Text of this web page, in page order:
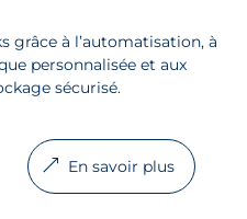
grâce à l’automatisation, à
personnalisée et aux
sécurisé.
En savoir plus